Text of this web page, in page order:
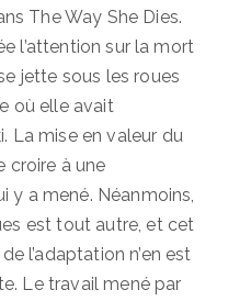
The Way She Dies.
l’attention sur la mort
jette sous les roues
où elle avait
La mise en valeur du
croire à une
y a mené. Néanmoins,
est tout autre, et cet
l’adaptation n’en est
Le travail mené par